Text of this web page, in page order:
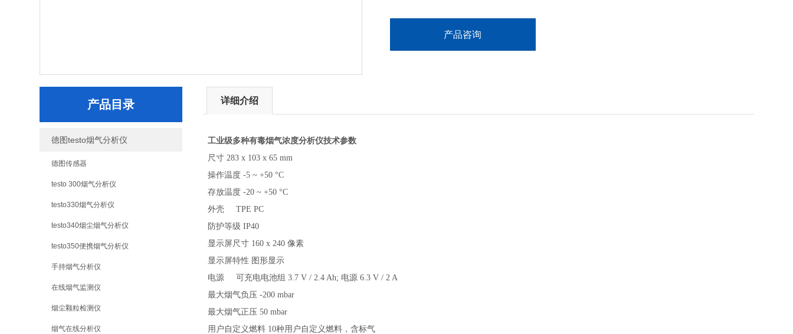
产品咨询
产品目录
德图testo烟气分析仪
德图传感器
testo 300烟气分析仪
testo330烟气分析仪
testo340烟尘烟气分析仪
testo350便携烟气分析仪
手持烟气分析仪
在线烟气监测仪
烟尘颗粒检测仪
烟气在线分析仪
详细介绍
工业级多种有毒烟气浓度分析仪技术参数
尺寸 283 x 103 x 65 mm
操作温度 -5 ~ +50 °C
存放温度 -20 ~ +50 °C
外壳
TPE PC
防护等级 IP40
显示屏尺寸 160 x 240 像素
显示屏特性 图形显示
电源
可充电电池组 3.7 V / 2.4 Ah; 电源 6.3 V / 2 A
最大烟气负压 -200 mbar
最大烟气正压 50 mbar
用户自定义燃料 10种用户自定义燃料，含标气